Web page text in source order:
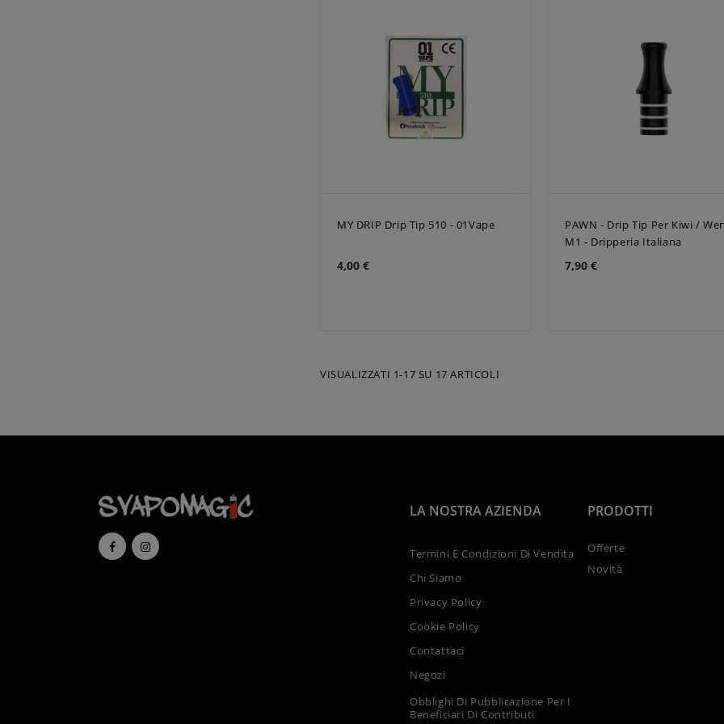
MY DRIP Drip Tip 510 - 01Vape
4,00 €
PAWN - Drip Tip Per Kiwi /
M1 - Dripperia Italiana
7,90 €
VISUALIZZATI 1-17 SU 17 ARTICOLI
PRODOTTI
Offerte
Novità
LA NOSTRA AZIENDA
Termini E Condizioni Di Vendita
Chi Siamo
Privacy Policy
Cookie Policy
Contattaci
Negozi
Obblighi Di Pubblicazione Per I
Beneficiari Di Contributi